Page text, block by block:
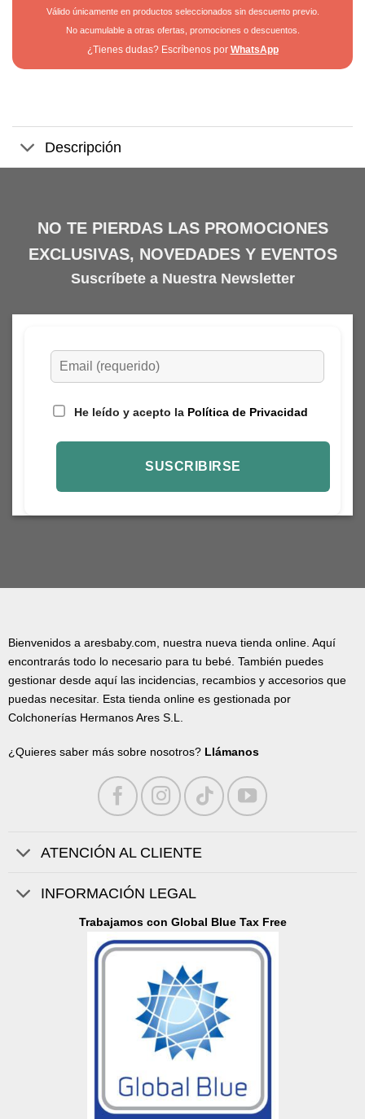
Válido únicamente en productos seleccionados sin descuento previo.
No acumulable a otras ofertas, promociones o descuentos.
¿Tienes dudas? Escríbenos por WhatsApp
Descripción
NO TE PIERDAS LAS PROMOCIONES
EXCLUSIVAS, NOVEDADES Y EVENTOS
Suscríbete a Nuestra Newsletter
He leído y acepto la Política de Privacidad
Bienvenidos a aresbaby.com, nuestra nueva tienda online. Aquí
encontrarás todo lo necesario para tu bebé. También puedes
gestionar desde aquí las incidencias, recambios y accesorios que
puedas necesitar. Esta tienda online es gestionada por
Colchonerías Hermanos Ares S.L.
¿Quieres saber más sobre nosotros? Llámanos
ATENCIÓN AL CLIENTE
INFORMACIÓN LEGAL
Trabajamos con Global Blue Tax Free